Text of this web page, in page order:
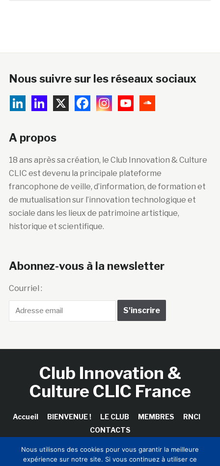
Nous suivre sur les réseaux sociaux
A propos
18 ans après sa création, le Club Innovation & Culture
CLIC est devenu la principale plateforme
francophone de veille, d’information, de formation et
de mutualisation sur l’innovation technologique et
sociale dans les lieux de patrimoine artistique,
historique et scientifique.
Abonnez-vous à la newsletter
Courriel :
Club Innovation &
Culture CLIC France
Accueil BIENVENUE ! LE CLUB MEMBRES
RNCI
CONTACTS
Nous utilisons des cookies pour vous garantir la meilleure
expérience sur notre site. Si vous continuez à utiliser ce